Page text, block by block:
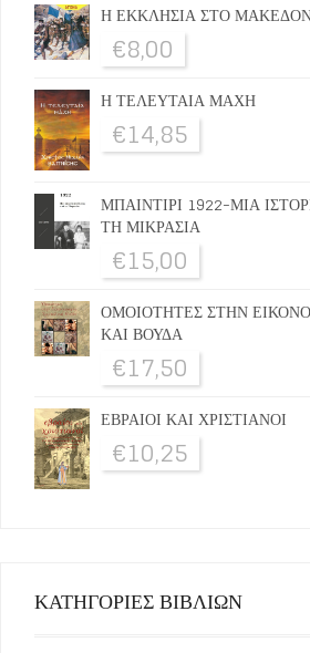
Η ΕΚΚΛΗΣΙΑ ΣΤΟ
€8,00
Η ΤΕΛΕΥΤΑΙΑ ΜΑΧΗ
€14,85
ΜΠΑΙΝΤΙΡΙ 1922-ΜΙΑ
ΤΗ ΜΙΚΡΑΣΙΑ
€15,00
ΟΜΟΙΟΤΗΤΕΣ ΣΤΗΝ
ΚΑΙ ΒΟΥΔΑ
€17,50
ΕΒΡΑΙΟΙ ΚΑΙ ΧΡΙΣΤΙΑΝΟΙ
€10,25
ΚΑΤΗΓΟΡΙΕΣ ΒΙΒΛΙΩΝ